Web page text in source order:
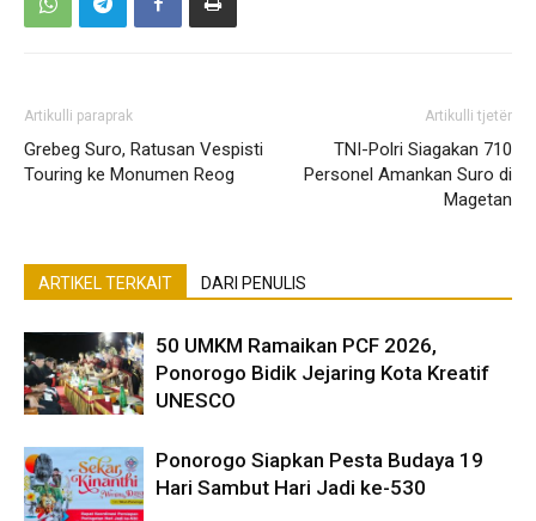
Artikulli paraprak
Grebeg Suro, Ratusan Vespisti
Touring ke Monumen Reog
Artikulli tjetër
TNI-Polri Siagakan 710
Personel Amankan Suro di
Magetan
ARTIKEL TERKAIT DARI PENULIS
50 UMKM Ramaikan PCF 2026,
Ponorogo Bidik Jejaring Kota Kreatif
UNESCO
Ponorogo Siapkan Pesta Budaya 19
Hari Sambut Hari Jadi ke-530